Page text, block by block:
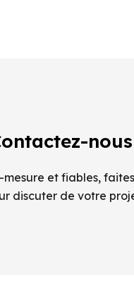
et fiables,
discuter de votre